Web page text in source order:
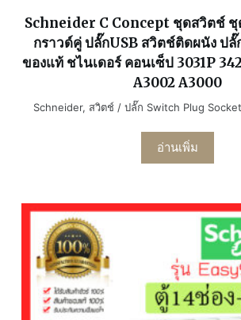
Schneider C Concept ชุดสวิตช์ ชุ
กราวด์คู่ ปลั๊กUSB สวิตช์ติดผนัง ป
ของแท้ ชไนเดอร์ คอนเซ็ป 3031P
A3002 A3000
Schneider, สวิตช์ / ปลั๊ก Switch Plug Socket
อ่านเพิ่ม